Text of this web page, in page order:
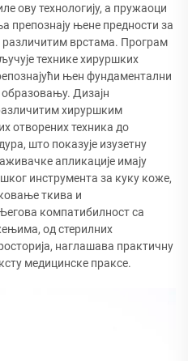
ову технологију, а пружаоци
препознају њене предности за
врстама. Програм
технике хируршких
њен фундаментални
Дизајн
хируршким
отворених техника до
што показује изузетну
апликације имају
инструмента за куку коже,
ткива и
компатибилност са
од стерилних
наглашава практичну
медицинске праксе.